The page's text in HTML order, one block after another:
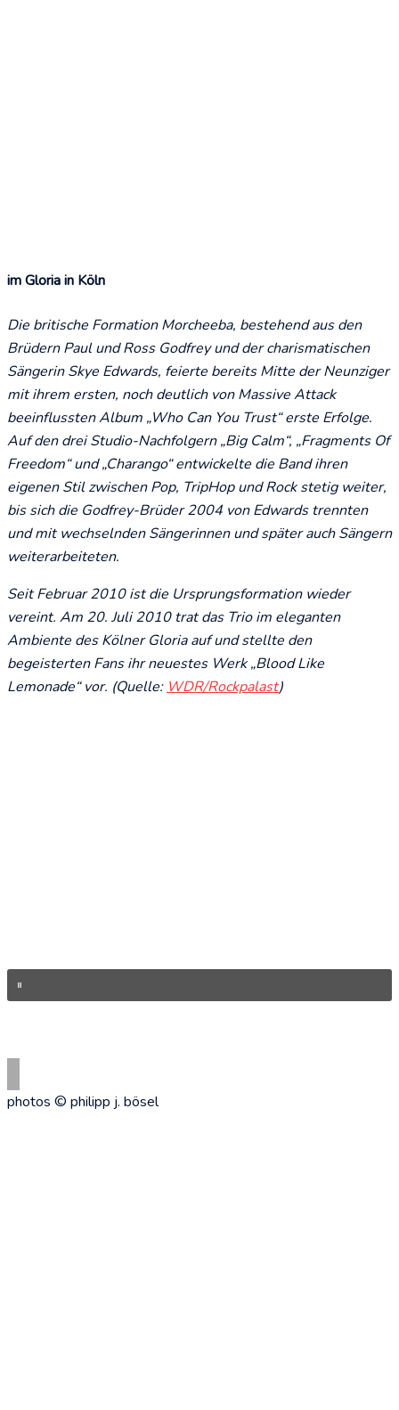
im Gloria in Köln
Die britische Formation Morcheeba, bestehend aus den
Brüdern Paul und Ross Godfrey und der charismatischen
Sängerin Skye Edwards, feierte bereits Mitte der Neunziger
mit ihrem ersten, noch deutlich von Massive Attack
beeinflussten Album „Who Can You Trust“ erste Erfolge.
Auf den drei Studio-Nachfolgern „Big Calm“, „Fragments Of
Freedom“ und „Charango“ entwickelte die Band ihren
eigenen Stil zwischen Pop, TripHop und Rock stetig weiter,
bis sich die Godfrey-Brüder 2004 von Edwards trennten
und mit wechselnden Sängerinnen und später auch Sängern
weiterarbeiteten.
Seit Februar 2010 ist die Ursprungsformation wieder
vereint. Am 20. Juli 2010 trat das Trio im eleganten
Ambiente des Kölner Gloria auf und stellte den
begeisterten Fans ihr neuestes Werk „Blood Like
Lemonade“ vor. (Quelle: WDR/Rockpalast)
photos © philipp j. bösel